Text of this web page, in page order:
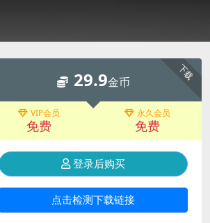
下载
29.9金币
VIP会员
免费
永久会员
免费
登录后购买
点击检测下载链接